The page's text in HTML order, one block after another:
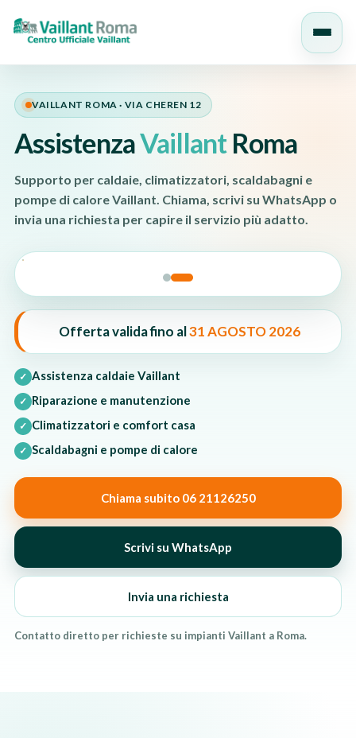
contenuto
VAILLANT ROMA · VIA CHEREN 12
AssistenzaVaillant Roma
Supporto per caldaie, climatizzatori, scaldabagni e
pompe di calore Vaillant. Chiama, scrivi su WhatsApp o
invia una richiesta per capire il servizio più adatto.
Offerta valida fino al31 AGOSTO 2026
✓ Assistenza caldaie Vaillant
✓ Riparazione e manutenzione
✓ Climatizzatori e comfort casa
✓ Scaldabagni e pompe di calore
Chiama subito 06 21126250
Scrivi su WhatsApp
Invia una richiesta
Contatto diretto per richieste su impianti Vaillant a Roma.